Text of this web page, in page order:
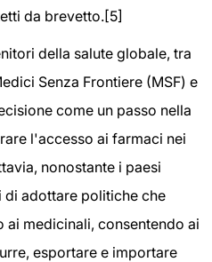
da brevetto.[5]
della salute globale, tra
Senza Frontiere (MSF) e
come un passo nella
l'accesso ai farmaci nei
nonostante i paesi
adottare politiche che
medicinali, consentendo ai
esportare e importare